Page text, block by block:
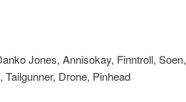
Jones, Annisokay, Finntroll, Soen,
Drone, Pinhead